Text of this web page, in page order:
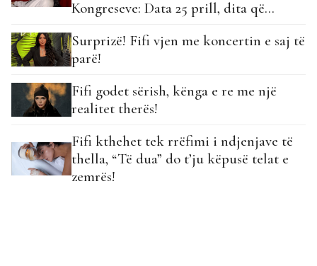
Kongreseve: Data 25 prill, dita që
Surprizë! Fifi vjen me koncertin e saj të
parë!
Fifi godet sërish, kënga e re me një
realitet therës!
Fifi kthehet tek rrëfimi i ndjenjave të
thella, “Të dua” do t’ju këpusë telat e
zemrës!